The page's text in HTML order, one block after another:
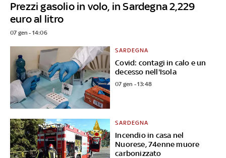
Prezzi gasolio in volo, in Sardegna 2,229
euro al litro
07 gen - 14:06
Covid: contagi in calo e un
decesso nell'Isola
SARDEGNA
07 gen - 13:48
Incendio in casa nel
Nuorese, 74enne muore
carbonizzato
SARDEGNA